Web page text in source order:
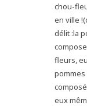
chou-
en ville
délit :la
fleurs,
eux